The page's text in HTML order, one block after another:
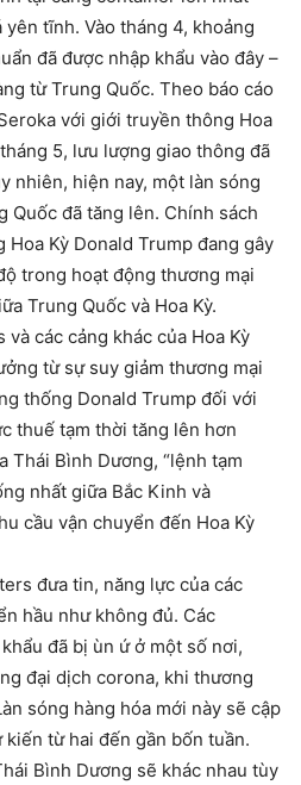
yên tĩnh. Vào tháng 4, khoảng
đã được nhập khẩu vào đây –
từ Trung Quốc. Theo báo cáo
với giới truyền thông Hoa
5, lưu lượng giao thông đã
nhiên, hiện nay, một làn sóng
Quốc đã tăng lên. Chính sách
Kỳ Donald Trump đang gây
trong hoạt động thương mại
Trung Quốc và Hoa Kỳ.
các cảng khác của Hoa Kỳ
từ sự suy giảm thương mại
thống Donald Trump đối với
thuế tạm thời tăng lên hơn
Thái Bình Dương, “lệnh tạm
nhất giữa Bắc Kinh và
cầu vận chuyển đến Hoa Kỳ
đưa tin, năng lực của các
hầu như không đủ. Các
đã bị ùn ứ ở một số nơi,
đại dịch corona, khi thương
sóng hàng hóa mới này sẽ cập
kiến ​​từ hai đến gần bốn tuần.
Bình Dương sẽ khác nhau tùy